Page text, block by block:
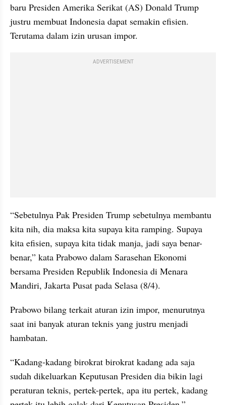
baru Presiden Amerika Serikat (AS) Donald Trump
justru membuat Indonesia dapat semakin efisien.
Terutama dalam izin urusan impor.
ADVERTISEMENT
“Sebetulnya Pak Presiden Trump sebetulnya membantu
kita nih, dia maksa kita supaya kita ramping. Supaya
kita efisien, supaya kita tidak manja, jadi saya benar-
benar,” kata Prabowo dalam Sarasehan Ekonomi
bersama Presiden Republik Indonesia di Menara
Mandiri, Jakarta Pusat pada Selasa (8/4).
Prabowo bilang terkait aturan izin impor, menurutnya
saat ini banyak aturan teknis yang justru menjadi
hambatan.
“Kadang-kadang birokrat birokrat kadang ada saja
sudah dikeluarkan Keputusan Presiden dia bikin lagi
peraturan teknis, pertek-pertek, apa itu pertek, kadang